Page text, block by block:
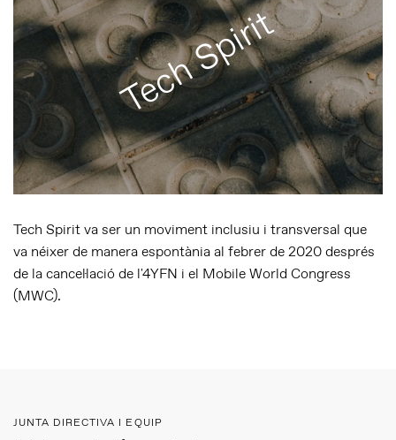
Tech Spirit
Tech Spirit va ser un moviment inclusiu i transversal que
va néixer de manera espontània al febrer de 2020 després
de la cancel·lació de l'4YFN i el Mobile World Congress
(MWC).
JUNTA DIRECTIVA I EQUIP